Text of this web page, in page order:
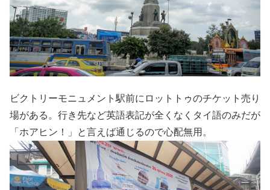
ビクトリーモニュメント駅前にロットトゥのチケット売り
場がある。行き先など英語表記が全くなくタイ語のみだが
「ホアヒン！」と言えば通じるので心配無用。